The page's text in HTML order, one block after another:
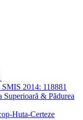
2014: 118881
Superioară & Pădurea
Huta-Certeze